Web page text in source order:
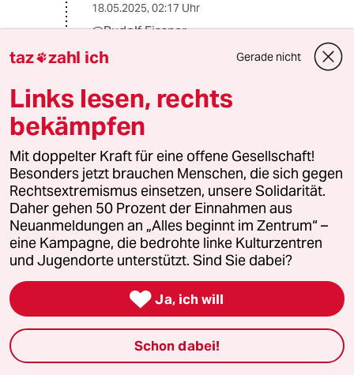
18.05.2025, 02:17 Uhr
@Rudolf Fissner:
Die Frage ist beim momentanen
Stand des Beschaffungswesens
wem. Wenn schon mal klar wäre, was
gebraucht wird (von Soldaten
abgesehen), wie wird dann
sichergestellt, daß ohne Verzug und
unberechtigten Preisaufschlag
geliefert wird? Deutschland hat im
Gegensatz zu Putin nicht den quasi
unmittelbaren Durchgriff auf die
Industrie. Damit spart der einen
Haufen Geld. Wären höhere
Überlegenheit, wie landläufig
suggeriert, müßte die Ukraine längst
zusammengebrochen sein.
taz zahl ich Gerade nicht
Links lesen, rechts
bekämpfen
Mit doppelter Kraft für eine offene Gesellschaft!
Besonders jetzt brauchen Menschen, die sich gegen
Rechtsextremismus einsetzen, unsere Solidarität.
Daher gehen 50 Prozent der Einnahmen aus
Neuanmeldungen an „Alles beginnt im Zentrum“ –
eine Kampagne, die bedrohte linke Kulturzentren
und Jugendorte unterstützt. Sind Sie dabei?
 Ja, ich will
Schon dabei!